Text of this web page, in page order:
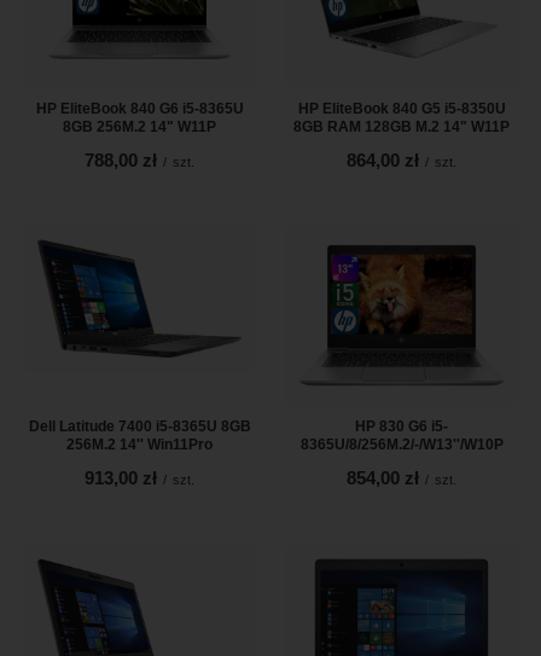
HP EliteBook 840 G6 i5-8365U
8GB 256M.2 14" W11P
788,00 zł / szt.
HP EliteBook 840 G5 i5-8350U
8GB RAM 128GB M.2 14" W11P
864,00 zł / szt.
Dell Latitude 7400 i5-8365U 8GB
256M.2 14'' Win11Pro
913,00 zł / szt.
HP 830 G6 i5-
8365U/8/256M.2/-/W13''/W10P
854,00 zł / szt.